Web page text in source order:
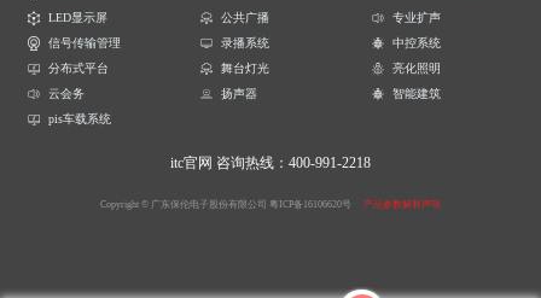
LED显示屏
公共广播
专业扩声
信号传输管理
录播系统
中控系统
分布式平台
舞台灯光
亮化照明
云会务
扬声器
智能建筑
pis车载系统
itc官网 咨询热线：400-991-2218
Copyright © 广东保伦电子股份有限公司 粤ICP备16106620号 产品参数解释声明